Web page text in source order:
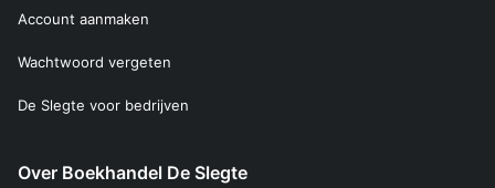
Account aanmaken
Wachtwoord vergeten
De Slegte voor bedrijven
Over Boekhandel De Slegte